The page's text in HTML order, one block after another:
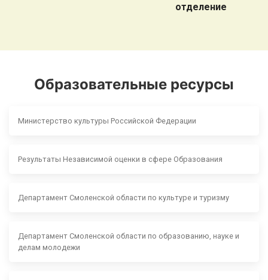
отделение
Образовательные ресурсы
Министерство культуры Российской Федерации
Результаты Независимой оценки в сфере Образования
Департамент Смоленской области по культуре и туризму
Департамент Смоленской области по образованию, науке и
делам молодежи